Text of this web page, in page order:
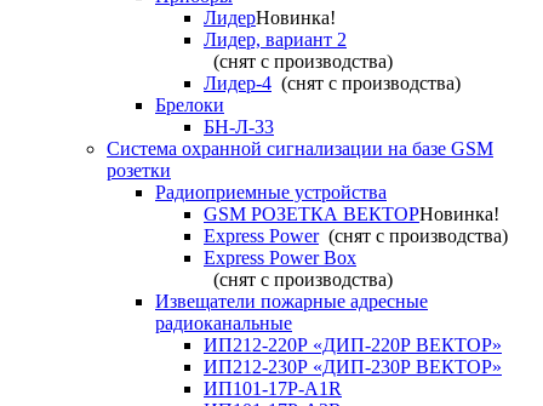
ЛидерНовинка!
Лидер, вариант 2
(снят с производства)
Лидер-4 (снят с производства)
Брелоки
БН-Л-33
Система охранной сигнализации на базе GSM
розетки
Радиоприемные устройства
GSM РОЗЕТКА ВЕКТОРНовинка!
Express Power(снят с производства)
Express Power Box
(снят с производства)
Извещатели пожарные адресные
радиоканальные
ИП212-220Р «ДИП-220Р ВЕКТОР»
ИП212-230Р «ДИП-230Р ВЕКТОР»
ИП101-17Р-A1R